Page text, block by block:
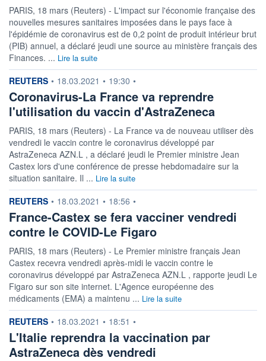
PARIS, 18 mars (Reuters) - L'impact sur l'économie française des
nouvelles mesures sanitaires imposées dans le pays face à
l'épidémie de coronavirus est de 0,2 point de produit intérieur brut
(PIB) annuel, a déclaré jeudi une source au ministère français des
Finances. ... Lire la suite
information fournie par
REUTERS • 18.03.2021 • 19:30 •
Coronavirus-La France va reprendre
l'utilisation du vaccin d'AstraZeneca
PARIS, 18 mars (Reuters) - La France va de nouveau utiliser dès
vendredi le vaccin contre le coronavirus développé par
AstraZeneca AZN.L , a déclaré jeudi le Premier ministre Jean
Castex lors d'une conférence de presse hebdomadaire sur la
situation sanitaire. Il ... Lire la suite
information fournie par
REUTERS • 18.03.2021 • 18:56 •
France-Castex se fera vacciner vendredi
contre le COVID-Le Figaro
PARIS, 18 mars (Reuters) - Le Premier ministre français Jean
Castex recevra vendredi après-midi le vaccin contre le
coronavirus développé par AstraZeneca AZN.L , rapporte jeudi Le
Figaro sur son site internet. L'Agence européenne des
médicaments (EMA) a maintenu ... Lire la suite
information fournie par
REUTERS • 18.03.2021 • 18:51 •
L'Italie reprendra la vaccination par
AstraZeneca dès vendredi